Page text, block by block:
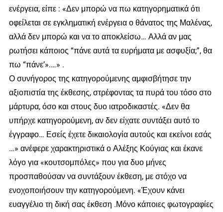
ενέργεια, είπε : «Δεν μπορώ να πω κατηγορηματικά ότι
οφείλεται σε εγκληματική ενέργεια ο θάνατος της Μαλένας,
αλλά δεν μπορώ και να το αποκλείσω… Αλλά αν μας
ρωτήσει κάποιος “πάνε αυτά τα ευρήματα με ασφυξία;”, θα
πω “πάνε’».…» .
Ο συνήγορος της κατηγορούμενης αμφισβήτησε την
αξιοπιστία της έκθεσης, στρέφοντας τα πυρά του τόσο στο
μάρτυρα, όσο και στους δυο ιατροδικαστές. «Δεν θα
υπήρχε κατηγορούμενη, αν δεν είχατε συντάξει αυτό το
έγγραφο… Εσείς έχετε δικαιολογία αυτούς και εκείνοι εσάς
…» ανέφερε χαρακτηριστικά ο Αλέξης Κούγιας και έκανε
λόγο για «κουτσομπόλες» που για δυο μήνες
προσπαθούσαν να συντάξουν έκθεση, με στόχο να
ενοχοποιήσουν την κατηγορούμενη. «Έχουν κάνει
ευαγγέλιο τη δική σας έκθεση .Μόνο κάποιες φωτογραφίες